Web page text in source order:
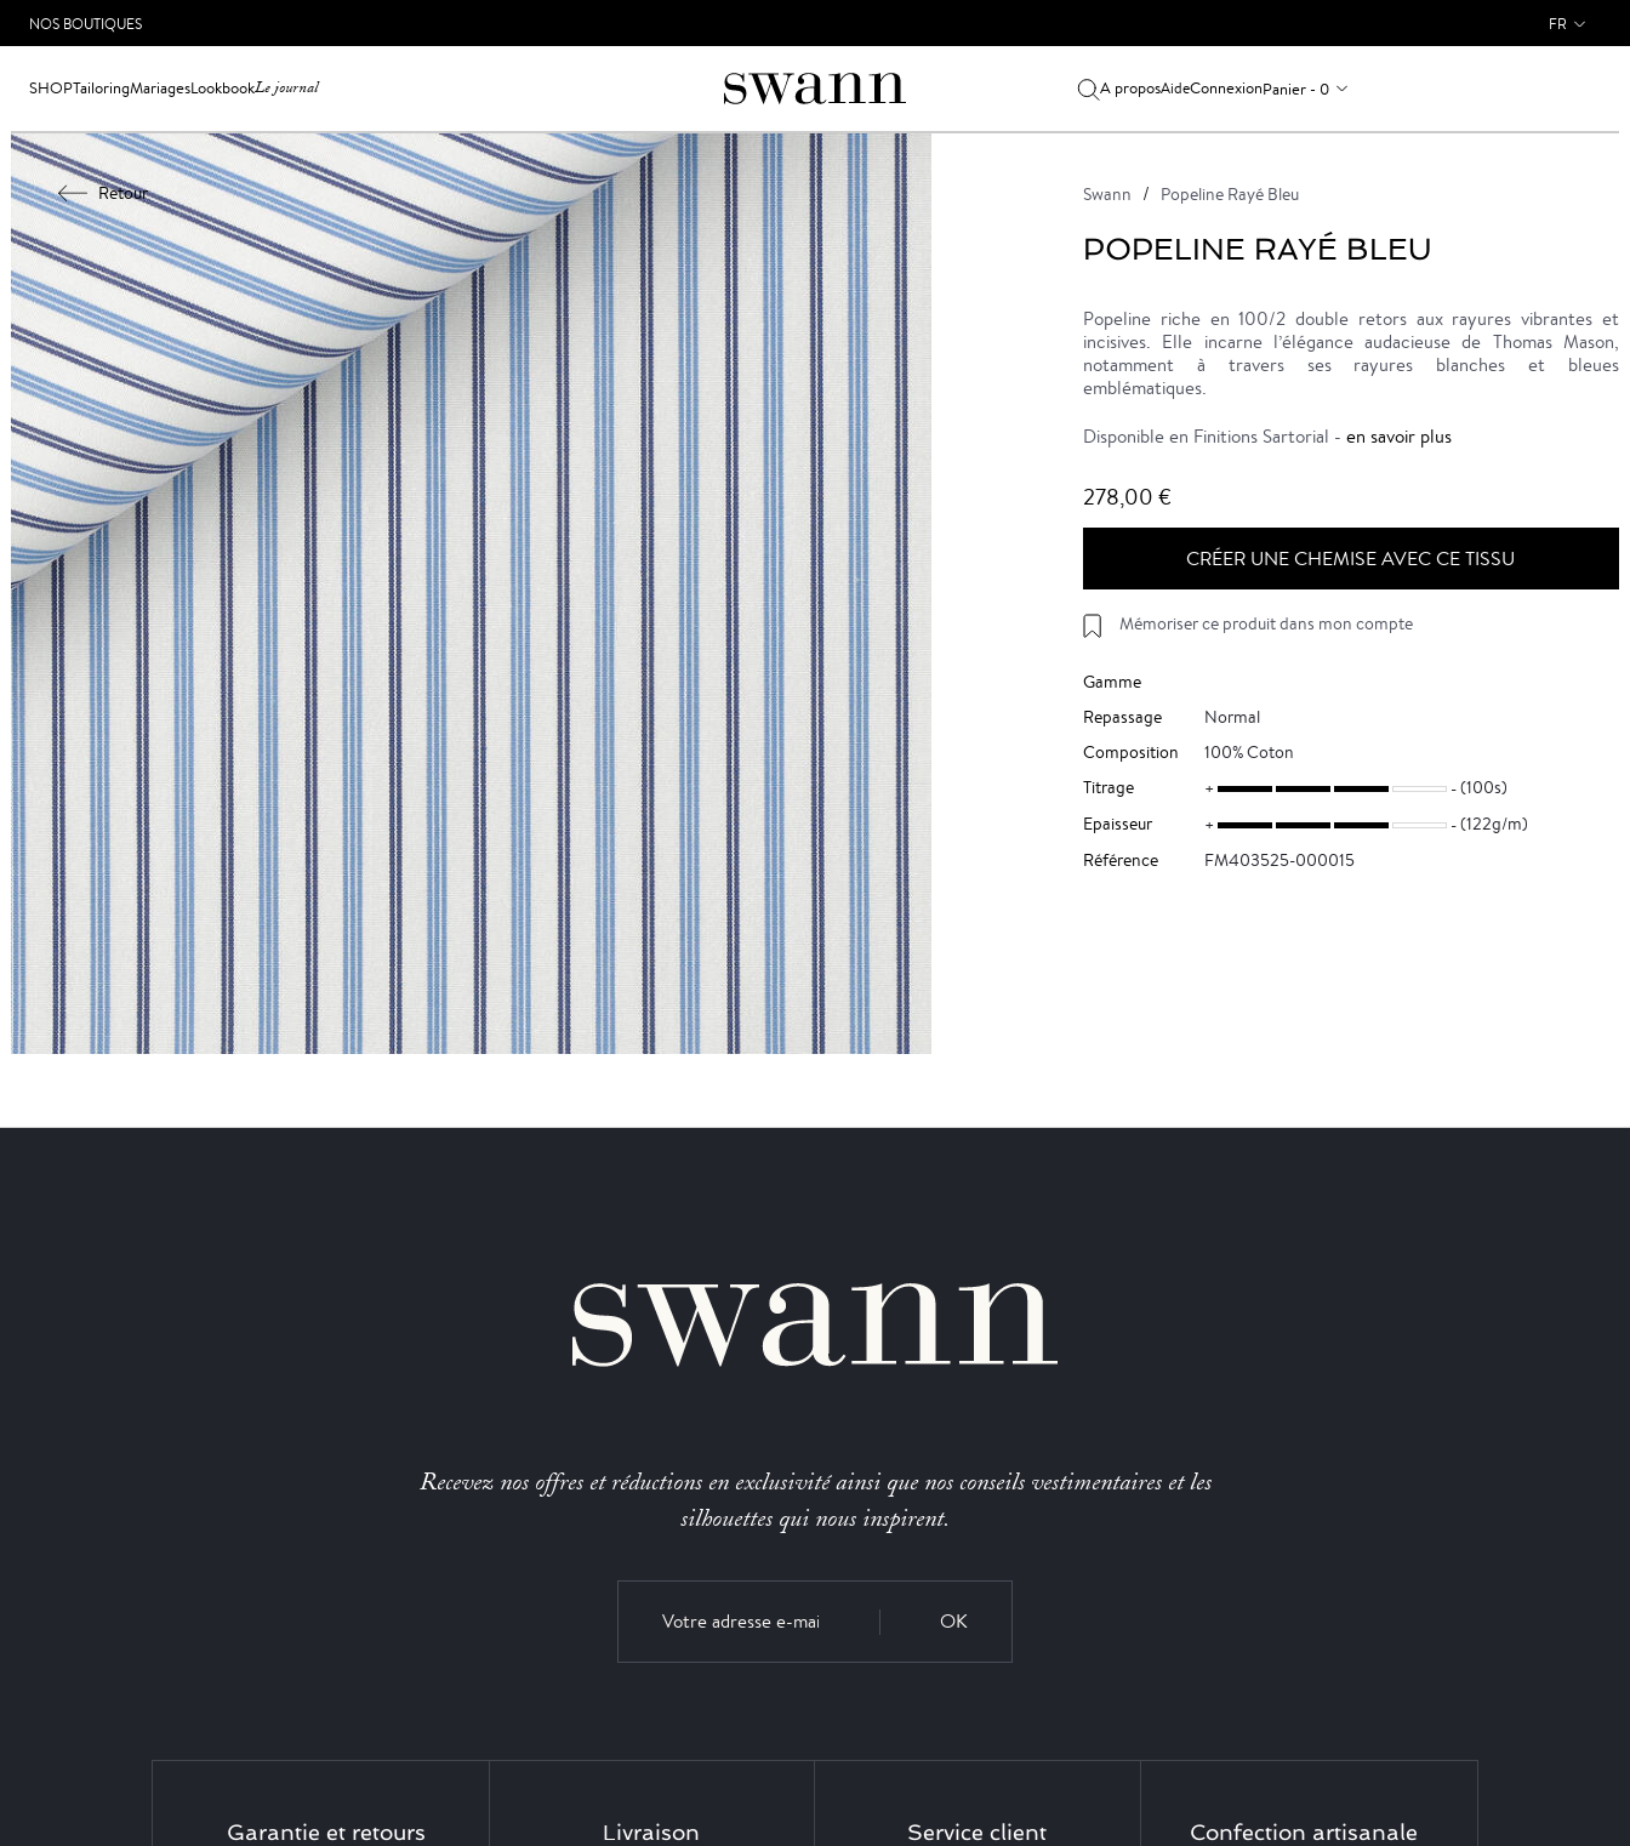
NOS BOUTIQUES FR
SHOPTailoringMariagesLookbookLe journal A proposAideConnexionPanier - 0
Retour Swann Popeline Rayé Bleu
POPELINE RAYÉ BLEU
Popeline riche en 100/2 double retors aux rayures vibrantes et
incisives. Elle incarne l’élégance audacieuse de Thomas Mason,
notamment à travers ses rayures blanches et bleues
emblématiques.
Disponible en Finitions Sartorial - en savoir plus
278,00 €
CRÉER UNE CHEMISE AVEC CE TISSU
Mémoriser ce produit dans mon compte
Gamme
Repassage
Normal
Composition
100% Coton
Titrage
(100s)
Epaisseur
(122g/m)
Référence
FM403525-000015
Recevez nos offres et réductions en exclusivité ainsi que nos conseils vestimentaires et les
silhouettes qui nous inspirent.
OK
Garantie et retours Livraison Service client Confection artisanale